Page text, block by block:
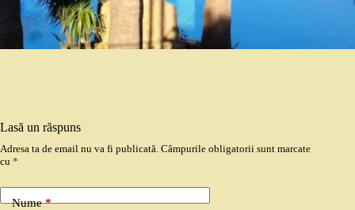
Lasă un răspuns
Adresa ta de email nu va fi publicată. Câmpurile obligatorii sunt marcate
cu *
Nume*